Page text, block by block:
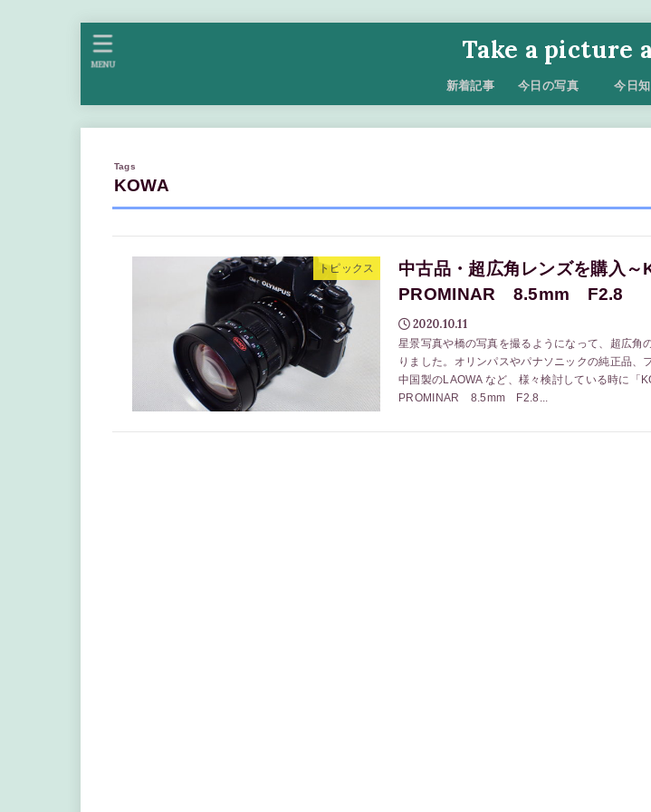
Take a picture
新着記事 今日の写真 今日
MENU
KOWA
トピックス
中古品・超広角レンズを購入
PROMINAR 8.5mm F2.8
2020.10.11
星景写真や橋の写真を撮るようになって、超広角
りました。オリンパスやパナソニックの純正品、
中国製のLAOWA など、様々検討している時に「
PROMINAR 8.5mm F2.8...